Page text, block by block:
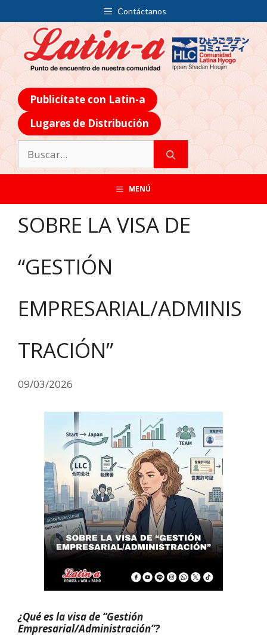
Contáctanos
Publicítate con Latin-a
Lugares de Distribución
MENÚ
SOBRE LA VISA DE
“GESTIÓN
EMPRESARIAL/ADMINIS
TRACIÓN”
09/03/2026
¿Qué es la visa de “Gestión
Empresarial/Administración”?